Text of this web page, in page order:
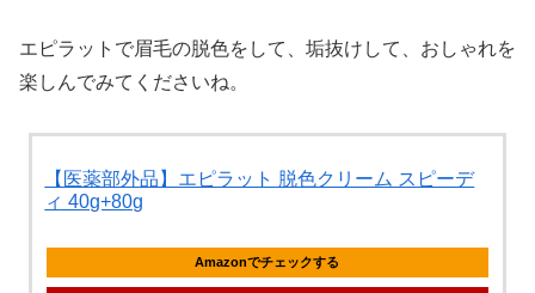
エピラットで眉毛の脱色をして、垢抜けして、おしゃれを
楽しんでみてくださいね。
【医薬部外品】エピラット 脱色クリーム スピーデ
ィ 40g+80g
Amazonでチェックする